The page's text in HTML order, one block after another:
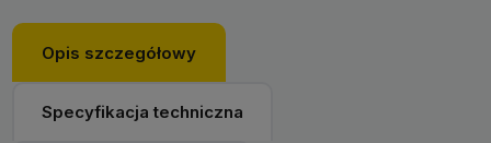
Opis szczegółowy
Specyfikacja techniczna